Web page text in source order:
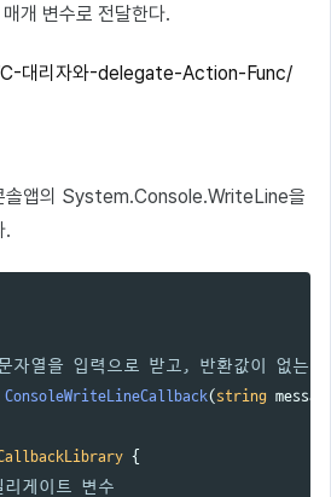
개 변수로 전달한다.
대리자와-delegate-Action-Func/
솔앱의 System.Console.WriteLine을
.
열을 입력으로 받고, 반환값이 없는
ConsoleWriteLineCallback(string
{
게이트 변수